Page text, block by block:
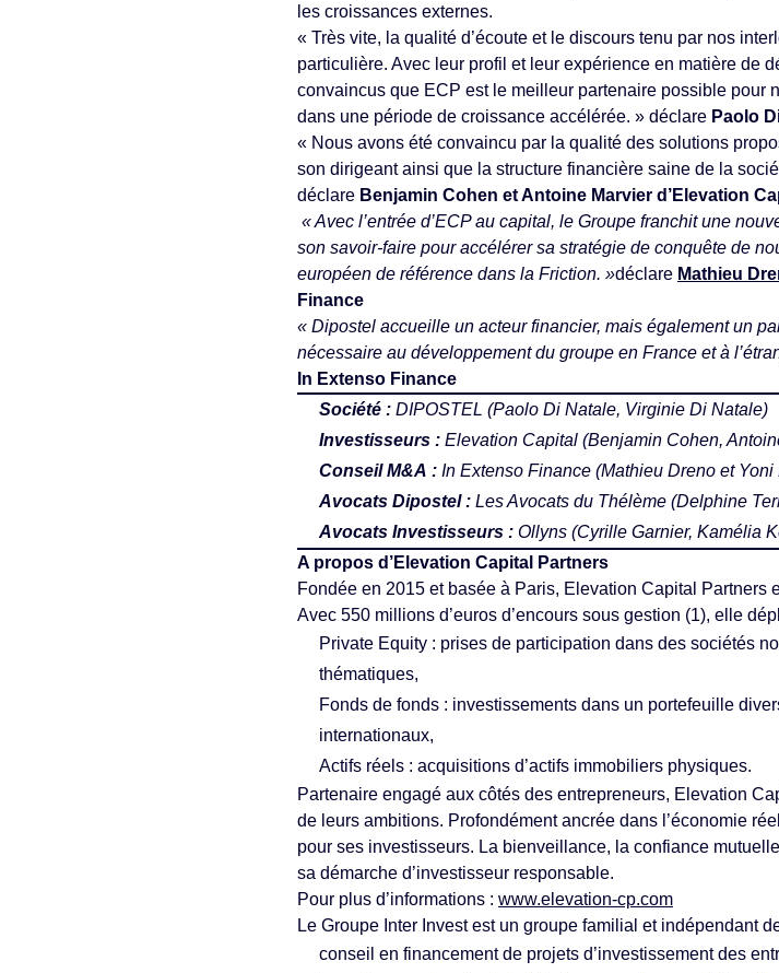
les croissances externes.
« Très vite, la qualité d’écoute et le discours tenu par nos
particulière. Avec leur profil et leur expérience en matière de
convaincus que ECP est le meilleur partenaire possible pour
dans une période de croissance accélérée. » déclare Paolo
« Nous avons été convaincu par la qualité des solutions
son dirigeant ainsi que la structure financière saine de la
déclare Benjamin Cohen et Antoine Marvier d’Elevation
« Avec l’entrée d’ECP au capital, le Groupe franchit une
son savoir-faire pour accélérer sa stratégie de conquête de
européen de référence dans la Friction. »déclare Mathieu
Finance
« Dipostel accueille un acteur financier, mais également un
nécessaire au développement du groupe en France et à
In Extenso Finance
Société : DIPOSTEL (Paolo Di Natale, Virginie Di Natale)
Investisseurs : Elevation Capital (Benjamin Cohen,
Conseil M&A : In Extenso Finance (Mathieu Dreno et Yoni
Avocats Dipostel : Les Avocats du Thélème (Delphine
Avocats Investisseurs : Ollyns (Cyrille Garnier, Kamélia
A propos d’Elevation Capital Partners
Fondée en 2015 et basée à Paris, Elevation Capital Partners
Avec 550 millions d’euros d’encours sous gestion (1), elle
Private Equity : prises de participation dans des sociétés
thématiques,
Fonds de fonds : investissements dans un portefeuille
internationaux,
Actifs réels : acquisitions d’actifs immobiliers physiques.
Partenaire engagé aux côtés des entrepreneurs, Elevation
de leurs ambitions. Profondément ancrée dans l’économie
pour ses investisseurs. La bienveillance, la confiance
sa démarche d’investisseur responsable.
Pour plus d’informations : www.elevation-cp.com
Le Groupe Inter Invest est un groupe familial et indépendant
conseil en financement de projets d’investissement des